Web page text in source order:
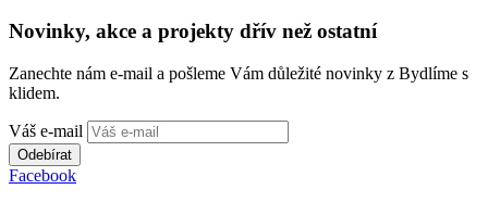
Novinky, akce a projekty dřív než ostatní
Zanechte nám e-mail a pošleme Vám důležité novinky z Bydlíme s
klidem.
Váš e-mail
Odebírat
Facebook